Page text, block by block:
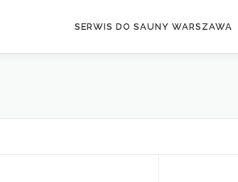
SERWIS DO SAUNY WARSZAWA